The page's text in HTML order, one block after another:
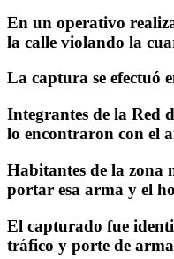
En un operativo
la calle violando la
La captura se efectuó
Integrantes de la Red
lo encontraron con el
Habitantes de la zona
portar esa arma y el
El capturado fue
tráfico y porte de